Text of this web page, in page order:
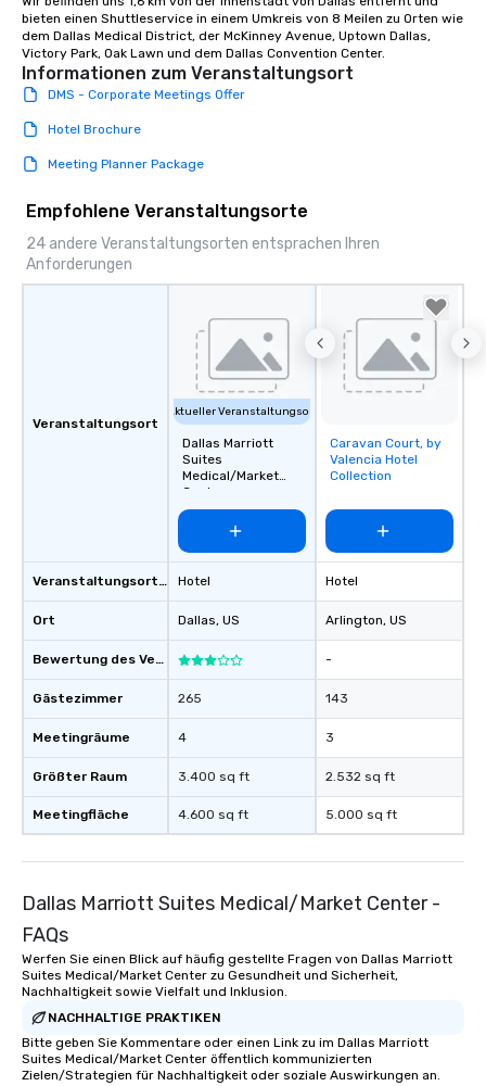
bieten einen Shuttleservice in einem Umkreis von 8 Meilen zu Orten wie
dem Dallas Medical District, der McKinney Avenue, Uptown Dallas,
Victory Park, Oak Lawn und dem Dallas Convention Center.
Informationen zum Veranstaltungsort
DMS - Corporate Meetings Offer
Hotel Brochure
Meeting Planner Package
Empfohlene Veranstaltungsorte
24 andere Veranstaltungsorten entsprachen Ihren
Anforderungen
Veranstaltungsort
Veranstaltungsortstyp
Ort
Bewertung des Veranstaltungsortes
Gästezimmer
Meetingräume
Größter Raum
Meetingfläche
Aktueller Veranstaltungsort
Dallas Marriott
Suites
Medical/Market
Center
Hotel
Dallas, US
265
4
3.400 sq ft
4.600 sq ft
Removed from
favorites
Caravan Court, by
Valencia Hotel
Collection
Hotel
Arlington, US
-
143
3
2.532 sq ft
5.000 sq ft
Dallas Marriott Suites Medical/Market Center -
FAQs
Werfen Sie einen Blick auf häufig gestellte Fragen von Dallas Marriott
Suites Medical/Market Center zu Gesundheit und Sicherheit,
Nachhaltigkeit sowie Vielfalt und Inklusion.
NACHHALTIGE PRAKTIKEN
Bitte geben Sie Kommentare oder einen Link zu im Dallas Marriott
Suites Medical/Market Center öffentlich kommunizierten
Zielen/Strategien für Nachhaltigkeit oder soziale Auswirkungen an.